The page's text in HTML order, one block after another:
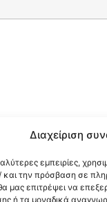
Διαχείριση
εμπειρίες,
και την πρόσβαση σε
θα μας επιτρέψει να
ή τα μοναδικά